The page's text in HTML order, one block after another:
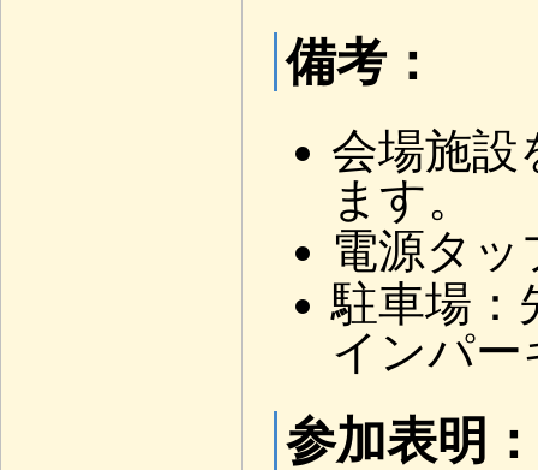
備考：
会場施設
ます。
電源タ
駐車場：
インパ
参加表明：